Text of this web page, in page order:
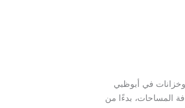
وفلل وخزانات في أبوظبي
المساحات، بدءًا من